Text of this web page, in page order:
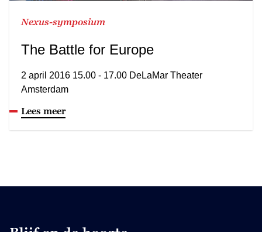
Nexus-symposium
The Battle for Europe
2 april 2016 15.00 - 17.00 DeLaMar Theater
Amsterdam
Lees meer